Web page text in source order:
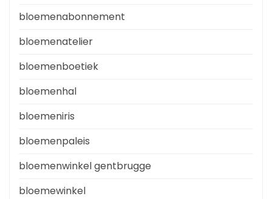
bloemenabonnement
bloemenatelier
bloemenboetiek
bloemenhal
bloemeniris
bloemenpaleis
bloemenwinkel gentbrugge
bloemewinkel